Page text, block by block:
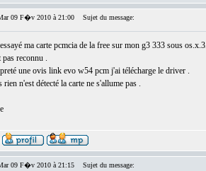
09 F�v 2010 à 21:00 Sujet du message:
ma carte pcmcia de la free sur mon g3 333 sous
pas reconnu .
une ovis link evo w54 pcm j'ai télécharge le driver .
rien n'est détecté la carte ne s'allume pas .
09 F�v 2010 à 21:15 Sujet du message: